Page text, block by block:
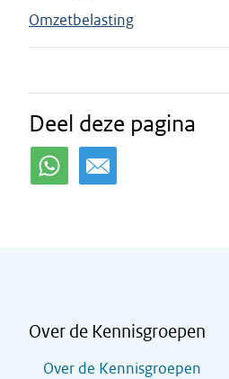
Omzetbelasting
Deel deze pagina
Over de Kennisgroepen
Over de Kennisgroepen